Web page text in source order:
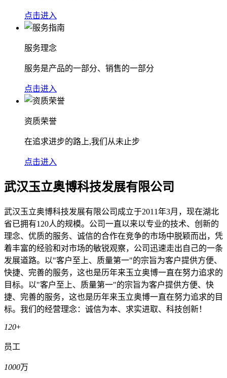
点击进入
服务理念
服务是产品的一部分、销售的一部分
点击进入
资质荣誉
在追求进步的路上,我们从未止步
点击进入
武汉玉立奥博科技发展有限公司
武汉玉立奥博科技发展有限公司成立于2011年3月，现在湖北
省已拥有120人的规模。公司一直以来以专业的技术、创新的
理念、优质的服务、诚信的合作在竞争的市场中脱颖而出，凭
着丰富的经验和对市场的敏锐观察，公司迅速走出自己的一条
发展道路。以"客户至上、质量第一"的宗旨为客户提供方便、
快捷、完善的服务，这也是历年来玉立奥博一直在努力追求的
目标。以"客户至上、质量第一"的宗旨为客户提供方便、快
捷、完善的服务，这也是历年来玉立奥博一直在努力追求的目
标。我们的经营理念：诚信为本、求实进取、科技创新！
120+
员工
1000万